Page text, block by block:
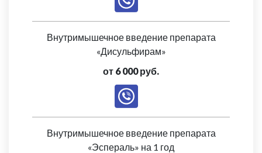
Внутримышечное введение препарата
«Дисульфирам»
от 6 000 руб.
Внутримышечное введение препарата
«Эспераль» на 1 год